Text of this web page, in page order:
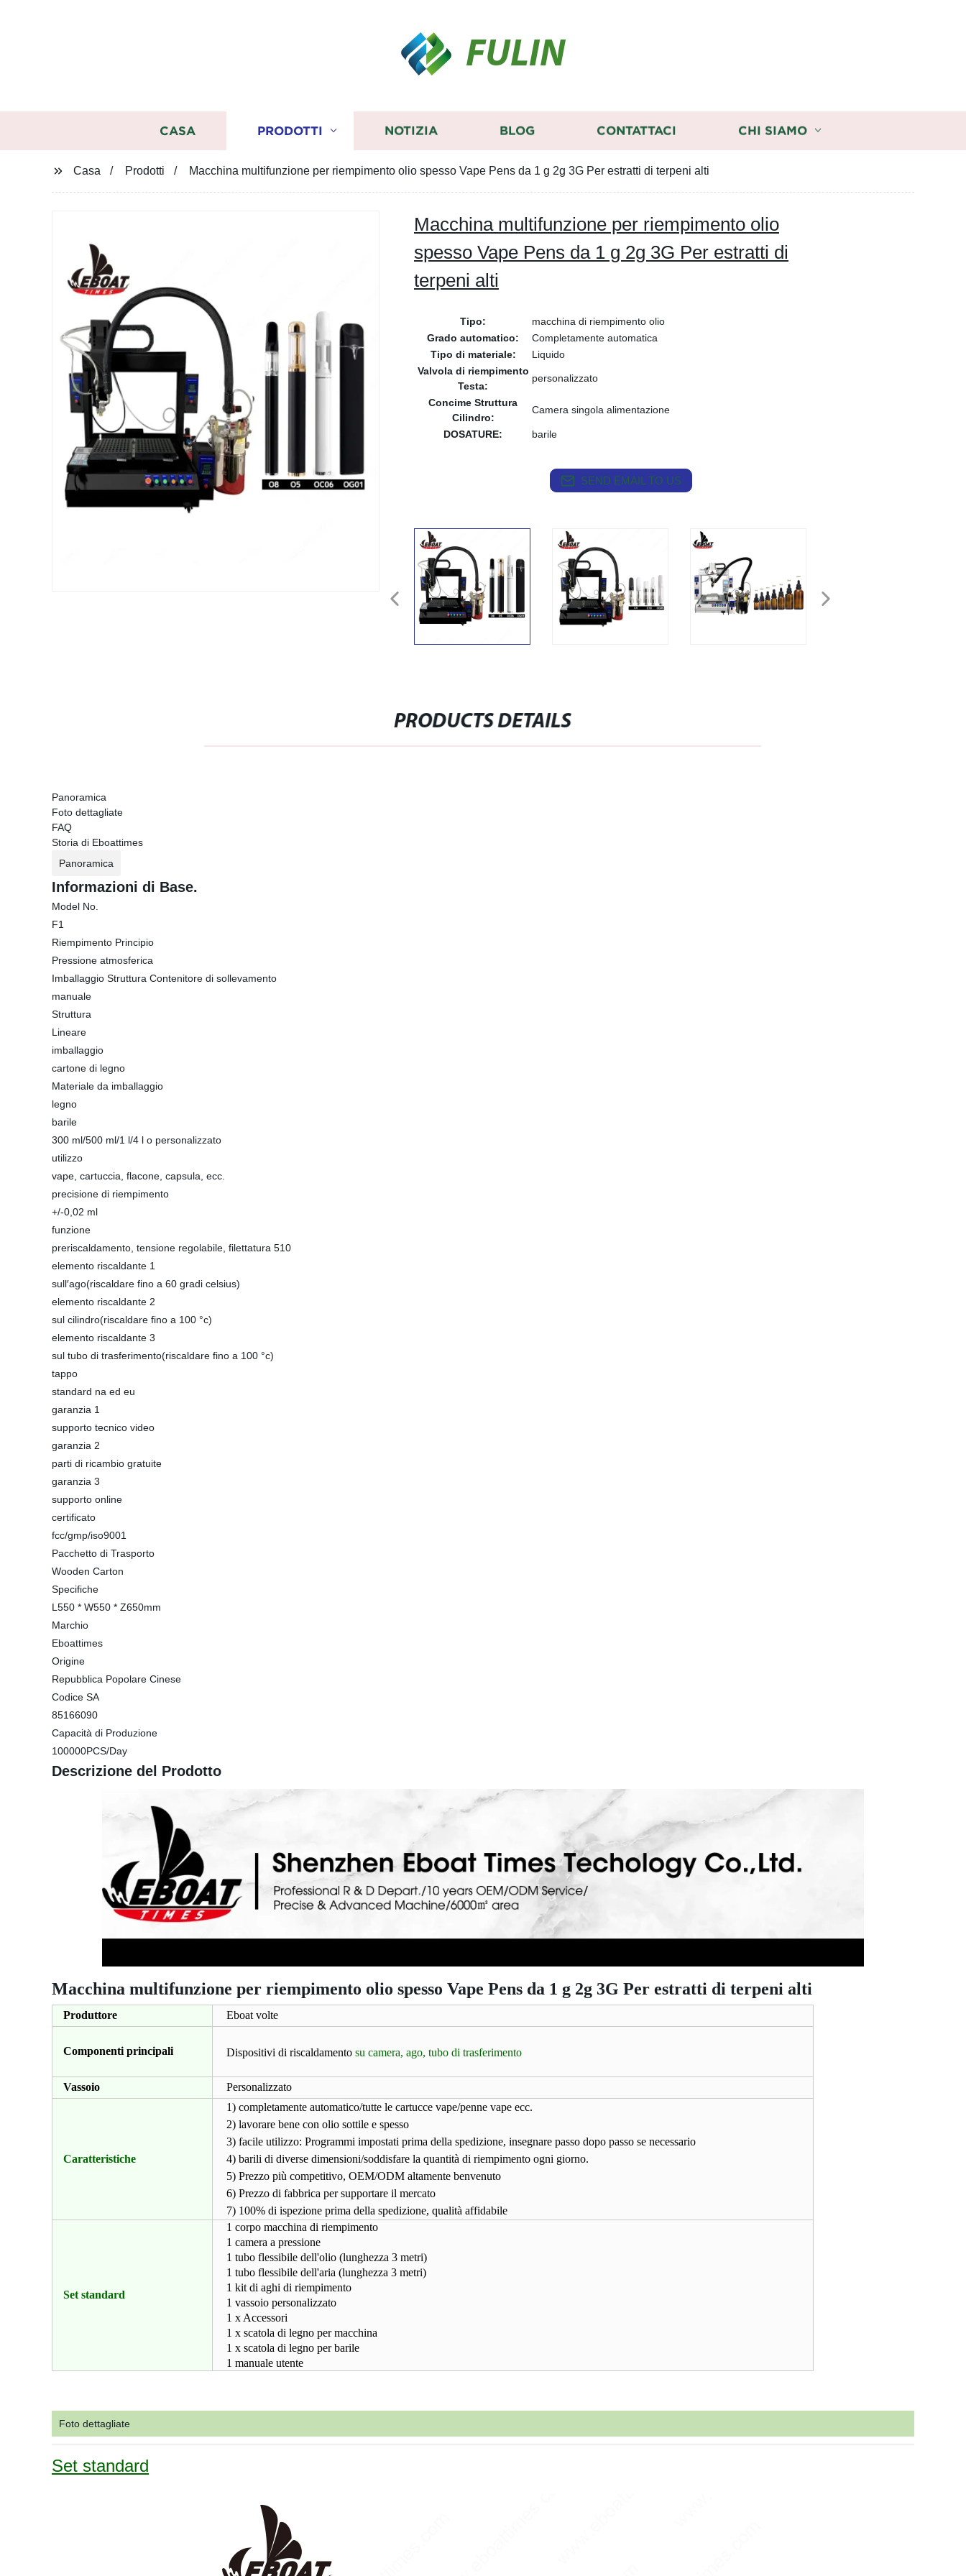
FULIN
CASA PRODOTTI NOTIZIA BLOG CONTATTACI CHI SIAMO
Casa Prodotti Macchina multifunzione per riempimento olio spesso Vape Pens da 1 g 2g 3G Per estratti di terpeni alti
Macchina multifunzione per riempimento olio
spesso Vape Pens da 1 g 2g 3G Per estratti di
terpeni alti
Tipo:
macchina di riempimento olio
Grado automatico:
Completamente automatica
Tipo di materiale:
Liquido
Valvola di riempimento
Testa:
personalizzato
Concime Struttura
Cilindro:
Camera singola alimentazione
DOSATURE: barile
SEND EMAIL TO US
PRODUCTS DETAILS
Panoramica
Foto dettagliate
FAQ
Storia di Eboattimes
Panoramica
Informazioni di Base.
Model No.
F1
Riempimento Principio
Pressione atmosferica
Imballaggio Struttura Contenitore di sollevamento
manuale
Struttura
Lineare
imballaggio
cartone di legno
Materiale da imballaggio
legno
barile
300 ml/500 ml/1 l/4 l o personalizzato
utilizzo
vape, cartuccia, flacone, capsula, ecc.
precisione di riempimento
+/-0,02 ml
funzione
preriscaldamento, tensione regolabile, filettatura 510
elemento riscaldante 1
sull′ago(riscaldare fino a 60 gradi celsius)
elemento riscaldante 2
sul cilindro(riscaldare fino a 100 °c)
elemento riscaldante 3
sul tubo di trasferimento(riscaldare fino a 100 °c)
tappo
standard na ed eu
garanzia 1
supporto tecnico video
garanzia 2
parti di ricambio gratuite
garanzia 3
supporto online
certificato
fcc/gmp/iso9001
Pacchetto di Trasporto
Wooden Carton
Specifiche
L550 * W550 * Z650mm
Marchio
Eboattimes
Origine
Repubblica Popolare Cinese
Codice SA
85166090
Capacità di Produzione
100000PCS/Day
Descrizione del Prodotto
Macchina multifunzione per riempimento olio spesso Vape Pens da 1 g 2g 3G Per estratti di terpeni alti
Produttore Eboat volte
Componenti principali Dispositivi di riscaldamento su camera, ago, tubo di trasferimento
Vassoio Personalizzato
Caratteristiche
1) completamente automatico/tutte le cartucce vape/penne vape ecc.
2) lavorare bene con olio sottile e spesso
3) facile utilizzo: Programmi impostati prima della spedizione, insegnare passo dopo passo se necessario
4) barili di diverse dimensioni/soddisfare la quantità di riempimento ogni giorno.
5) Prezzo più competitivo, OEM/ODM altamente benvenuto
6) Prezzo di fabbrica per supportare il mercato
7) 100% di ispezione prima della spedizione, qualità affidabile
Set standard
1 corpo macchina di riempimento
1 camera a pressione
1 tubo flessibile dell'olio (lunghezza 3 metri)
1 tubo flessibile dell'aria (lunghezza 3 metri)
1 kit di aghi di riempimento
1 vassoio personalizzato
1 x Accessori
1 x scatola di legno per macchina
1 x scatola di legno per barile
1 manuale utente
Foto dettagliate
Set standard